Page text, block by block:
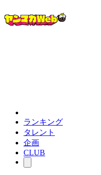
ランキング
タレント
企画
CLUB